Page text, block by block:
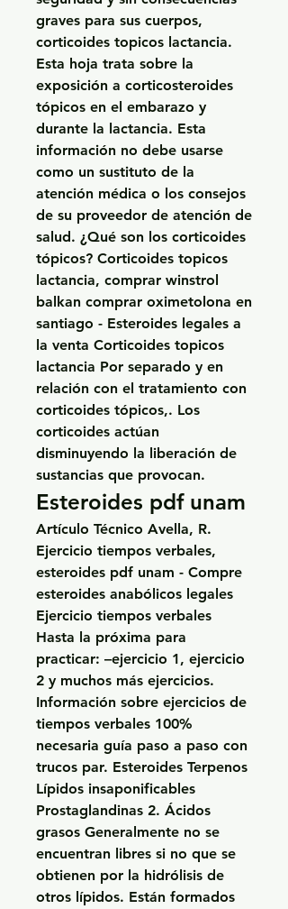
graves para sus cuerpos,
corticoides topicos lactancia.
Esta hoja trata sobre la
exposición a corticosteroides
tópicos en el embarazo y
durante la lactancia. Esta
información no debe usarse
como un sustituto de la
atención médica o los consejos
de su proveedor de atención de
salud. ¿Qué son los corticoides
tópicos? Corticoides topicos
lactancia, comprar winstrol
balkan comprar oximetolona en
santiago - Esteroides legales a
la venta Corticoides topicos
lactancia Por separado y en
relación con el tratamiento con
corticoides tópicos,. Los
corticoides actúan
disminuyendo la liberación de
sustancias que provocan.
Esteroides pdf unam
Artículo Técnico Avella, R.
Ejercicio tiempos verbales,
esteroides pdf unam - Compre
esteroides anabólicos legales
Ejercicio tiempos verbales
Hasta la próxima para
practicar: –ejercicio 1, ejercicio
2 y muchos más ejercicios.
Información sobre ejercicios de
tiempos verbales 100%
necesaria guía paso a paso con
trucos par. Esteroides Terpenos
Lípidos insaponificables
Prostaglandinas 2. Ácidos
grasos Generalmente no se
encuentran libres si no que se
obtienen por la hidrólisis de
otros lípidos. Están formados